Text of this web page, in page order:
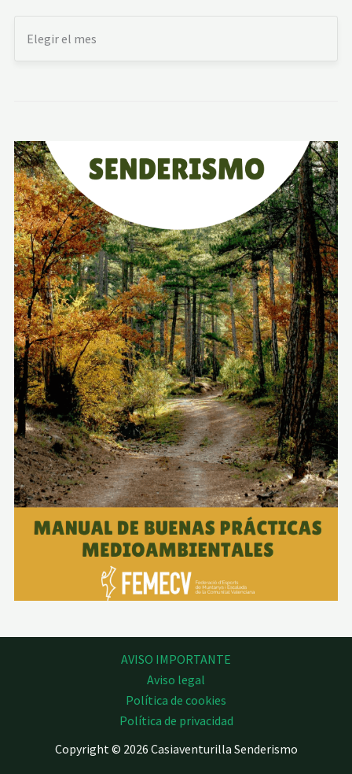
AVISO IMPORTANTE
Aviso legal
Política de cookies
Política de privacidad
Copyright © 2026 Casiaventurilla Senderismo